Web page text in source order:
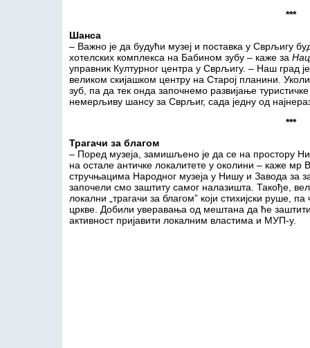
***
Шанса
– Важно је да будући музеј и поставка у Сврљигу
хотелских комплекса на Бабином зубу – каже за
управник Културног центра у Сврљигу. – Наш град
великом скијашком центру на Старој планини.
зуб, па да тек онда започнемо развијање
немерљиву шансу за Сврљиг, сада једну од
***
Трагачи за благом
– Поред музеја, замишљено је да се на простору
на остале античке локалитете у околини – каже мр
стручњацима Народног музеја у Нишу и Завода за
започели смо заштиту самог налазишта. Такође,
локални „трагачи за благом” који стихијски руше,
цркве. Добили уверавања од мештана да ће
активност пријавити локалним властима и МУП-у.